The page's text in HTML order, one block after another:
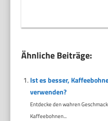
Ähnliche Beiträge:
Ist es besser,
verwenden?
Entdecke den wahren
Kaffeebohnen...